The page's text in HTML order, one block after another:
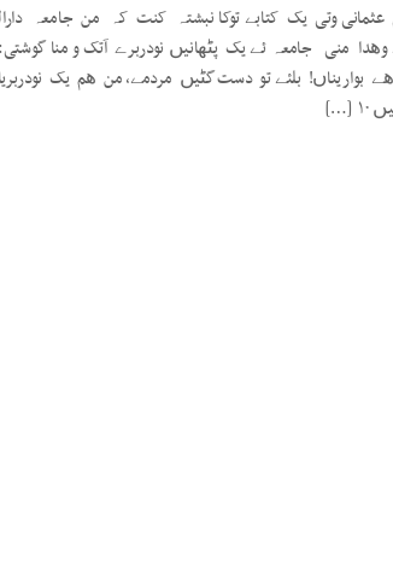
وتی یک کتابے توکا نبشتہ کنت کہ من جامعہ
منی جامعہ ئے یک پٹھانیں نودربرے آتک و منا
بواریناں! بلئے تو دست گٹیں مردمے، من ھم یک
[…]